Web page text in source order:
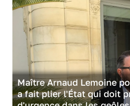
Maître Arnaud Lemoine
a fait plier l'État qui doit